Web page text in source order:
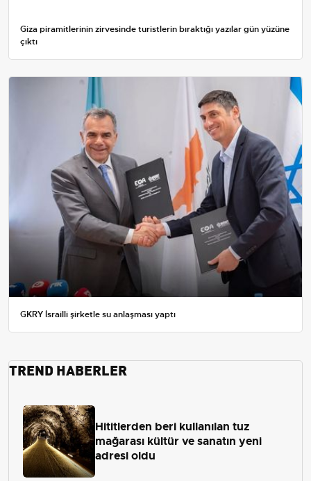
Giza piramitlerinin zirvesinde turistlerin bıraktığı yazılar gün yüzüne
çıktı
GKRY İsrailli şirketle su anlaşması yaptı
TREND HABERLER
Hititlerden beri kullanılan tuz
mağarası kültür ve sanatın yeni
adresi oldu